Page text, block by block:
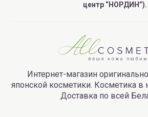
центр “НОРДИН”).
Интернет-магазин
японской косметики. Косметика в
Доставка по всей